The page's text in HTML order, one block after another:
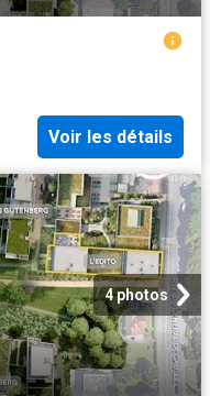
Voir les détails
4 photos